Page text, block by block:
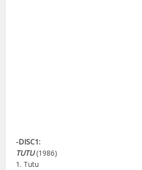
-DISC1:
TUTU(1986)
1. Tutu